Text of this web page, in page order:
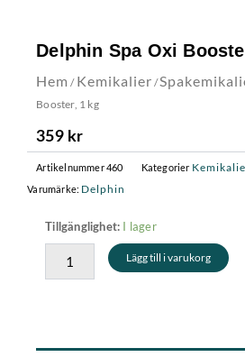
Delphin Spa Oxi
Hem / Kemikalier /
Booster, 1 kg
359 kr
Artikelnummer460 Kategorier
Varumärke: Delphin
Tillgänglighet: I lager
Delphin
Spa
Booster,
Lägg till i varukorg